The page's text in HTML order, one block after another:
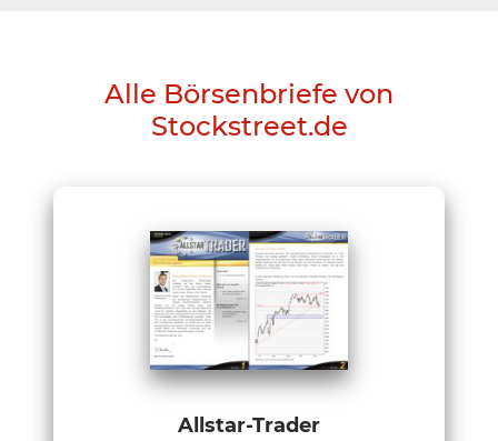
Alle Börsenbriefe von
Stockstreet.de
Allstar-Trader